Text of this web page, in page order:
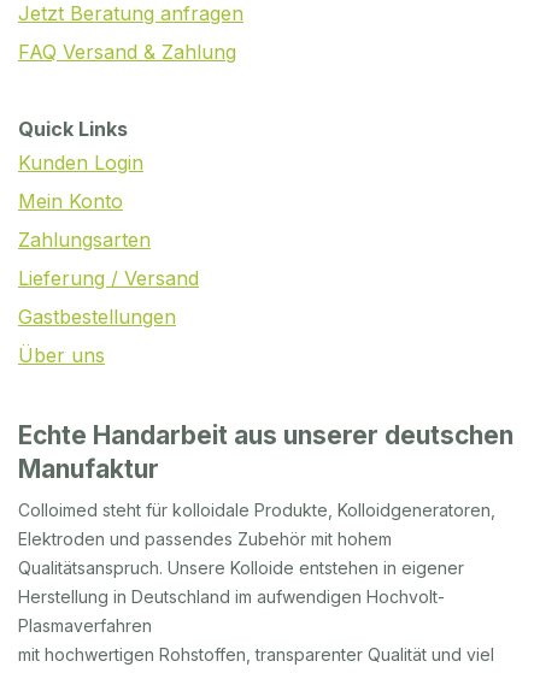
Jetzt Beratung anfragen
FAQ Versand & Zahlung
Quick Links
Kunden Login
Mein Konto
Zahlungsarten
Lieferung / Versand
Gastbestellungen
Über uns
Echte Handarbeit aus unserer deutschen
Manufaktur
Colloimed steht für kolloidale Produkte, Kolloidgeneratoren,
Elektroden und passendes Zubehör mit hohem
Qualitätsanspruch. Unsere Kolloide entstehen in eigener
Herstellung in Deutschland im aufwendigen Hochvolt-
Plasmaverfahren
mit hochwertigen Rohstoffen, transparenter Qualität und viel